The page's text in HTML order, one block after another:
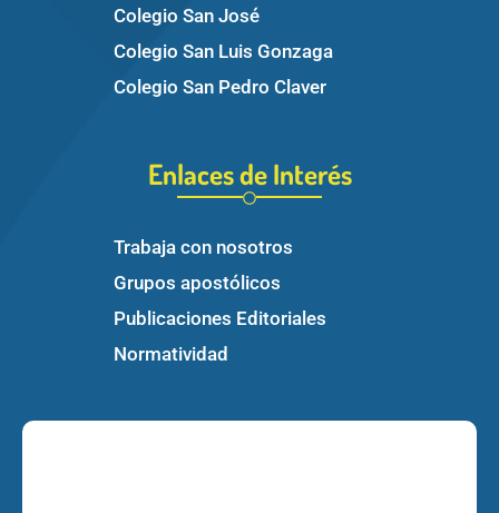
Colegio San José
Colegio San Luis Gonzaga
Colegio San Pedro Claver
Enlaces de Interés
Trabaja con nosotros
Grupos apostólicos
Publicaciones Editoriales
Normatividad